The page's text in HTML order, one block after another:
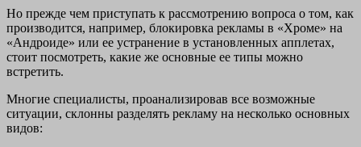
Но прежде чем приступать к рассмотрению вопроса о том, как
производится, например, блокировка рекламы в «Хроме» на
«Андроиде» или ее устранение в установленных апплетах,
стоит посмотреть, какие же основные ее типы можно
встретить.
Многие специалисты, проанализировав все возможные
ситуации, склонны разделять рекламу на несколько основных
видов: